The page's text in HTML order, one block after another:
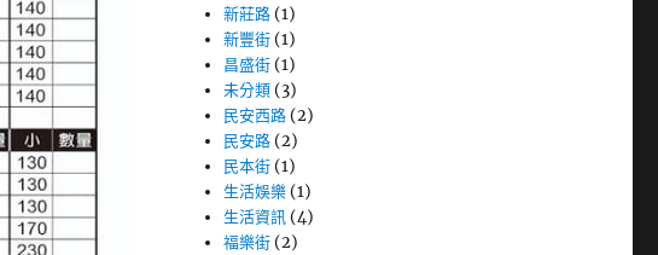
新莊路 (1)
新豐街 (1)
昌盛街 (1)
未分類 (3)
民安西路 (2)
民安路 (2)
民本街 (1)
生活娛樂 (1)
生活資訊 (4)
福樂街 (2)